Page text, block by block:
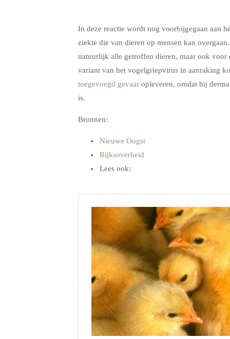
In deze reactie wordt nog voorbijgegaan aan
ziekte die van dieren op mensen kan
natuurlijk alle getroffen dieren, maar ook voor
variant van het vogelgriepvirus in aanraking
toegevoegd gevaar opleveren, omdat bij
is.
Bronnen:
Nieuwe Oogst
Rijksoverheid
Lees ook: